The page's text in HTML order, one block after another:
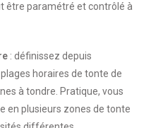
être paramétré et contrôlé à
: définissez depuis
horaires de tonte de
à tondre. Pratique, vous
en plusieurs zones de tonte